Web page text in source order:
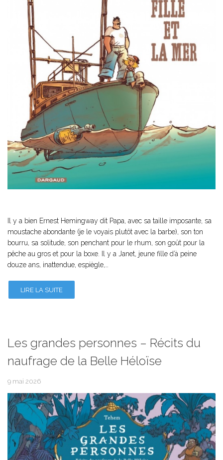
Il y a bien Ernest Hemingway dit Papa, avec sa taille imposante, sa
moustache abondante (je le voyais plutôt avec la barbe), son ton
bourru, sa solitude, son penchant pour le rhum, son goût pour la
pêche au gros et pour la boxe. Il y a Janet, jeune fille d’à peine
douze ans, inattendue, espiègle,…
LIRE LA SUITE
Les grandes personnes – Récits du
naufrage de la Belle Héloïse
9 mai 2026